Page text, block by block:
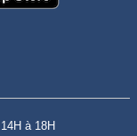
à 18H